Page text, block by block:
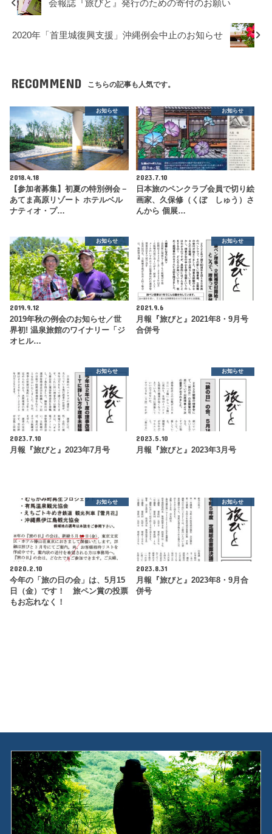
会報誌『旅びと』発行のための寄付のお願い
2020年「首里城復興支援」沖縄例会中止のお知らせ
RECOMMEND こちらの記事も人気です。
お知らせ
2018.4.18
【参加者募集】初夏の特別例会－
あてま高原リゾート ホテルベル
ナティオ・プ…
お知らせ
2023.7.10
日本旅のペンクラブ会員で切り絵
画家、久保修（くぼ しゅう）さ
んから 個展…
お知らせ
2019.9.12
2019年秋の例会のお知らせ／世
界初! 温泉旅館のワイナリー「ジ
オヒル…
お知らせ
2021.9.6
月報『旅びと』2021年8・9月号
合併号
お知らせ
2023.7.10
月報『旅びと』2023年7月号
お知らせ
2023.5.10
月報『旅びと』2023年3月号
お知らせ
2020.2.10
今年の「旅の日の会」は、5月15
日（金）です！ 旅ペン賞の投票
もお忘れなく！
お知らせ
2023.8.31
月報『旅びと』2023年8・9月合
併号